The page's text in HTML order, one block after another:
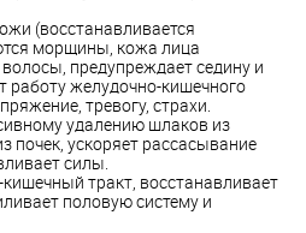
(восстанавливается
морщины, кожа лица
предупреждает седину и
работу желудочно-кишечного
тревогу, страхи.
удалению шлаков из
почек, ускоряет рассасывание
силы.
тракт, восстанавливает
половую систему и